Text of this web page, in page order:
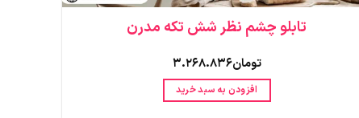
تابلو چشم نظر شش تکه مدرن
تومان3.268.836
افزودن به سبد خرید